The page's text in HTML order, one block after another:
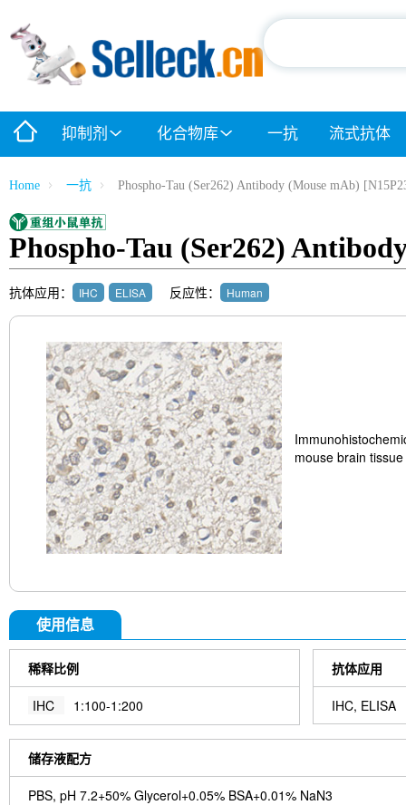
抑制剂 化合物库 一抗 流式抗体
Home 一抗 Phospho-Tau (Ser262) Antibody (Mouse mAb)
Phospho-Tau (Ser262)
抗体应用： IHC ELISA 反应性： Human
mouse brain
使用信息
稀释比例
IHC 1:100-1:200
抗体应用
IHC, ELISA
储存液配方
PBS, pH 7.2+50% Glycerol+0.05% BSA+0.01% NaN3